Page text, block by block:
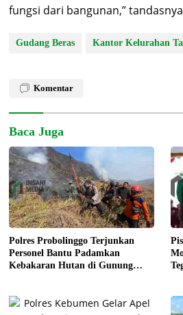
fungsi dari bangunan,”
Gudang Beras Kantor Kelurahan
Komentar
Baca Juga
Polres Probolinggo Terjunkan
Personel Bantu Padamkan
Kebakaran Hutan di Gunung